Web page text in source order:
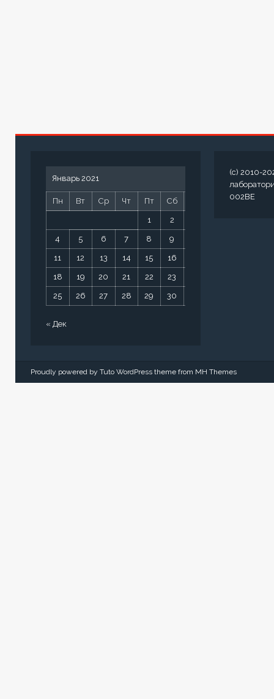
Январь 2021
Пн Вт Ср Чт Пт Сб
1 2
4 5 6 7 8 9
11 12 13 14 15 16
18 19 20 21 22 23
25 26 27 28 29 30
« Дек
(c) 2010-
002BE
Proudly powered by Tuto WordPress theme from MH Themes